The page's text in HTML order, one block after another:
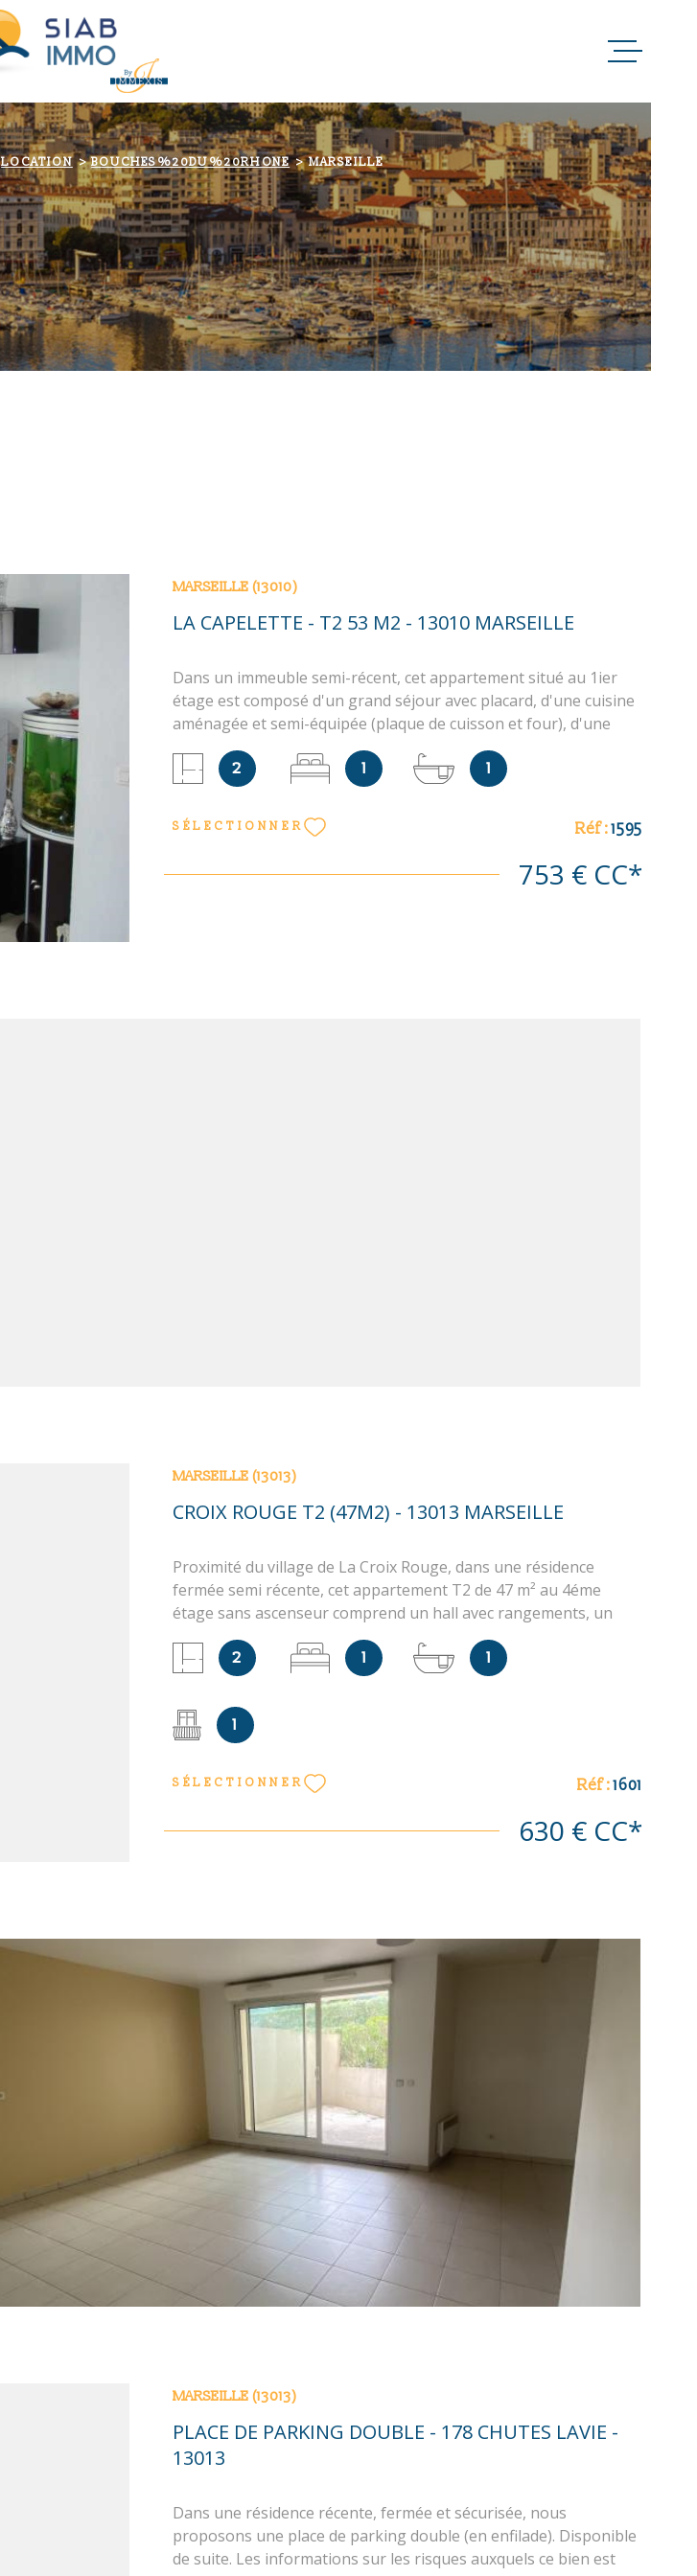
ACCUEIL
QUI SOMMES-NOUS
NOTRE RAISON
NOS MÉTIERS
NOS PARTENAIRES
NOS ACTUALITÉS
LOCATION BOUCHES%20DU%20RHONE MARSEILLE
MARSEILLE (13010)
LA CAPELETTE - T2 53 M2 - 13010 MARSEILLE
Dans un immeuble semi-récent, cet appartement situé au 1ier
étage est composé d'un grand séjour avec placard, d'une cuisine
aménagée et semi-équipée (plaque de cuisson et four), d'une
chambre avec placard, d'une salle de bains et WC séparé. Box
double au sous-sol de l'immeuble. Chauffage électrique et eau
chaude individuels. “Les informations sur les risques auxquels ce
bien est exposé sont disponibles sur le site Géorisques
http://www.georisques.gouv.fr”. Les informations sur les risques
auxquels ce bien est exposé sont disponibles sur le site
2 1 1
SÉLECTIONNER Réf :1595
753 € CC*
MARSEILLE (13013)
CROIX ROUGE T2 (47M2) - 13013 MARSEILLE
Proximité du village de La Croix Rouge, dans une résidence
fermée semi récente, cet appartement T2 de 47 m² au 4éme
étage sans ascenseur comprend un hall avec rangements, un
séjour, une cuisine avec éléments, une loggia fermée, une
chambre, une salle de bain et wc. Stationnement disponible dans
résidence. Chauffage électrique individuel. “Les informations sur
les risques auxquels ce bien est exposé sont disponibles sur le
site Géorisques http://www.georisques.gouv.fr”. Les informations
le site Géorisques
2 1 1
1
SÉLECTIONNER Réf :1601
630 € CC*
VOIR LE BIEN
MARSEILLE (13013)
PLACE DE PARKING DOUBLE - 178 CHUTES LAVIE -
13013
Dans une résidence récente, fermée et sécurisée, nous
proposons une place de parking double (en enfilade). Disponible
de suite. Les informations sur les risques auxquels ce bien est